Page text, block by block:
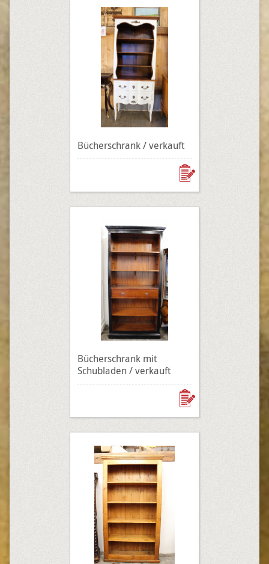
Bücherschrank / verkauft
Bücherschrank mit
Schubladen / verkauft